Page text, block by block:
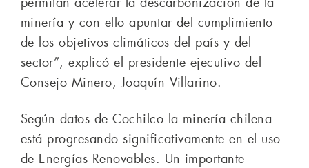
minería y con ello apuntar del cumplimiento
de los objetivos climáticos del país y del
sector”, explicó el presidente ejecutivo del
Consejo Minero, Joaquín Villarino.
Según datos de Cochilco la minería chilena
está progresando significativamente en el uso
de Energías Renovables. Un importante